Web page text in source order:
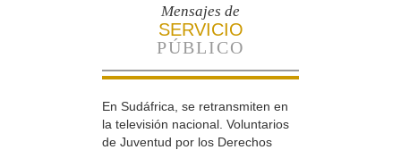
Mensajes de
SERVICIO
PÚBLICO
En Sudáfrica, se retransmiten en
la televisión nacional. Voluntarios
de Juventud por los Derechos